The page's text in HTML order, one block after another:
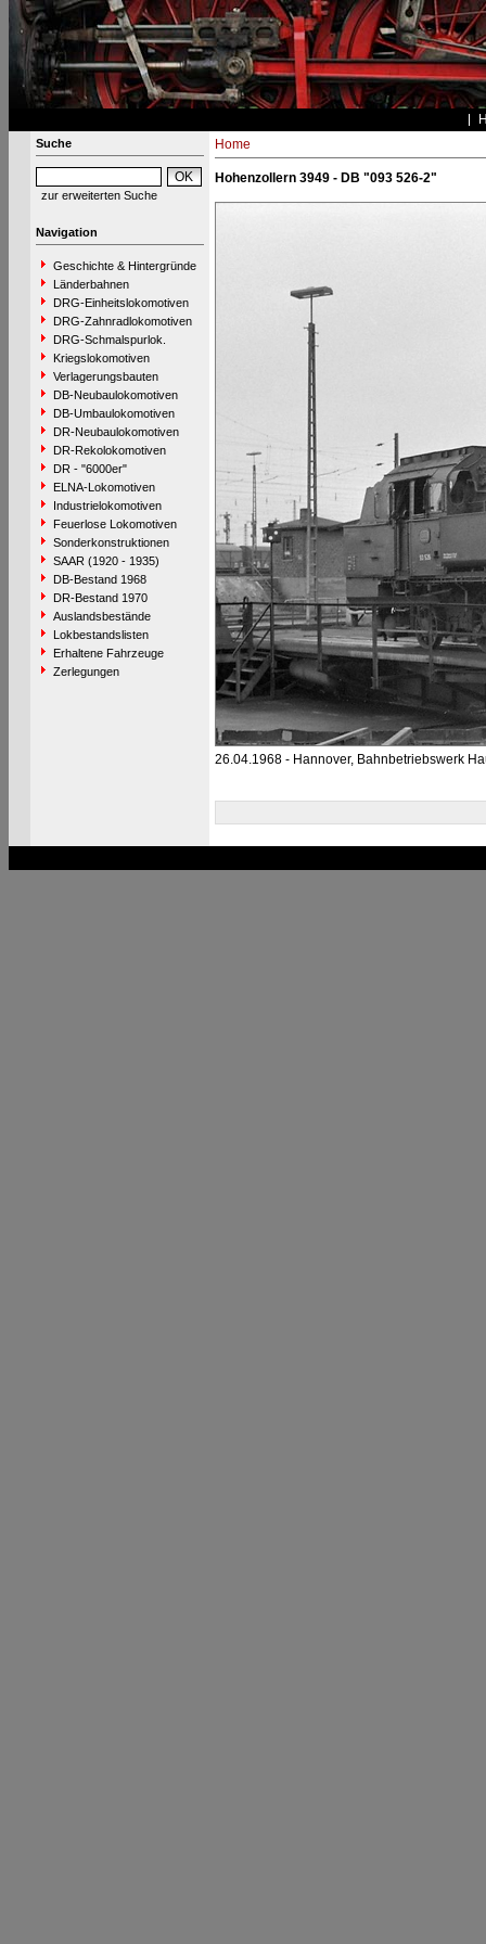
Suche
zur erweiterten Suche
Navigation
Geschichte & Hintergründe
Länderbahnen
DRG-Einheitslokomotiven
DRG-Zahnradlokomotiven
DRG-Schmalspurlok.
Kriegslokomotiven
Verlagerungsbauten
DB-Neubaulokomotiven
DB-Umbaulokomotiven
DR-Neubaulokomotiven
DR-Rekolokomotiven
DR - "6000er"
ELNA-Lokomotiven
Industrielokomotiven
Feuerlose Lokomotiven
Sonderkonstruktionen
SAAR (1920 - 1935)
DB-Bestand 1968
DR-Bestand 1970
Auslandsbestände
Lokbestandslisten
Erhaltene Fahrzeuge
Zerlegungen
Home
Hohenzollern 3949 - DB "093 526-2"
26.04.1968 - Hannover, Bahnbetriebswerk